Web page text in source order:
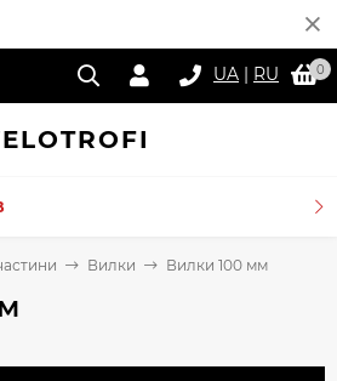
UA | RU 0
TROFI
Вилки Вилки 100 мм